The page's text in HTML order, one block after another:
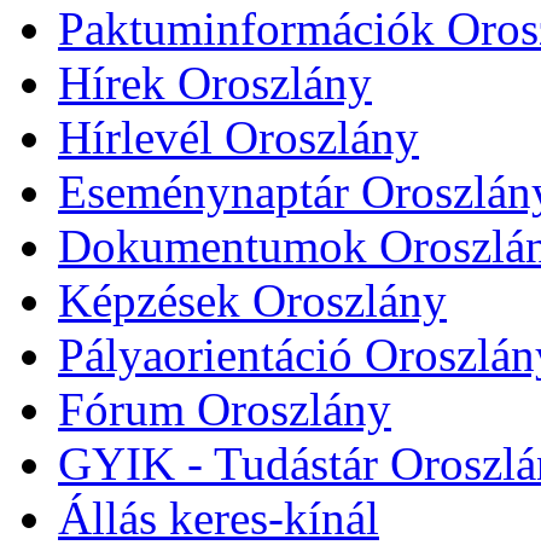
Paktuminformációk
Hírek Oroszlány
Hírlevél Oroszlány
Eseménynaptár
Dokumentumok
Képzések Oroszlány
Pályaorientáció
Fórum Oroszlány
GYIK - Tudástár
Állás keres-kínál